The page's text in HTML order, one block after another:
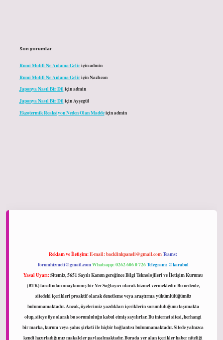
Son yorumlar
Rumi Motifi Ne Anlama Geliriçinadmin
Rumi Motifi Ne Anlama GeliriçinNazlıcan
Japonya Nasıl Bir Diliçinadmin
Japonya Nasıl Bir DiliçinAyşegül
Ekzotermik Reaksiyon Neden Olan Maddeiçinadmin
Reklam ve İletişim:E-mail:backlinkpaneli@gmail.comTeams:
forumhizmeti@gmail.comWhatsapp: 0262 606 0 726Telegram: @karabul
Yasal Uyarı:Sitemiz, 5651 Sayılı Kanun gereğince Bilgi Teknolojileri ve İletişim Kurumu
(BTK) tarafından onaylanmış bir Yer Sağlayıcı olarak hizmet vermektedir. Bu nedenle,
sitedeki içerikleri proaktif olarak denetleme veya araştırma yükümlülüğümüz
bulunmamaktadır. Ancak, üyelerimiz yazdıkları içeriklerin sorumluluğunu taşımakta
olup, siteye üye olarak bu sorumluluğu kabul etmiş sayılırlar. Bu internet sitesi, herhangi
bir marka, kurum veya şahıs şirketi ile hiçbir bağlantısı bulunmamaktadır. Sitede yalnızca
kendi hazırladığımız makaleler paylaşılmaktadır. Burada yer alan içerikler haber niteliği